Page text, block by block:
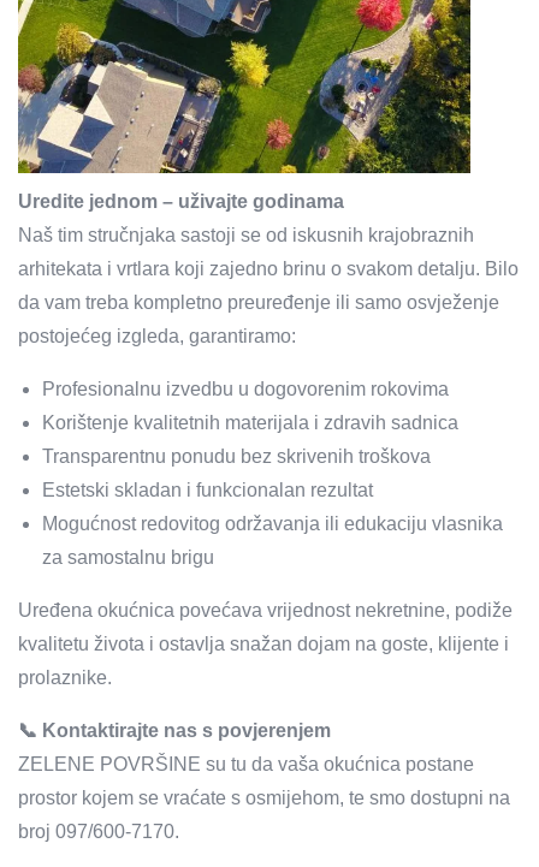
Uredite jednom – uživajte godinama
Naš tim stručnjaka sastoji se od iskusnih krajobraznih
arhitekata i vrtlara koji zajedno brinu o svakom detalju. Bilo
da vam treba kompletno preuređenje ili samo osvježenje
postojećeg izgleda, garantiramo:
Profesionalnu izvedbu u dogovorenim rokovima
Korištenje kvalitetnih materijala i zdravih sadnica
Transparentnu ponudu bez skrivenih troškova
Estetski skladan i funkcionalan rezultat
Mogućnost redovitog održavanja ili edukaciju vlasnika
za samostalnu brigu
Uređena okućnica povećava vrijednost nekretnine, podiže
kvalitetu života i ostavlja snažan dojam na goste, klijente i
prolaznike.
📞 Kontaktirajte nas s povjerenjem
ZELENE POVRŠINE su tu da vaša okućnica postane
prostor kojem se vraćate s osmijehom, te smo dostupni na
broj 097/600-7170.